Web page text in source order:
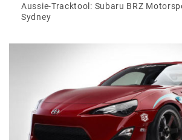
Aussie-Tracktool: Subaru BRZ
Sydney